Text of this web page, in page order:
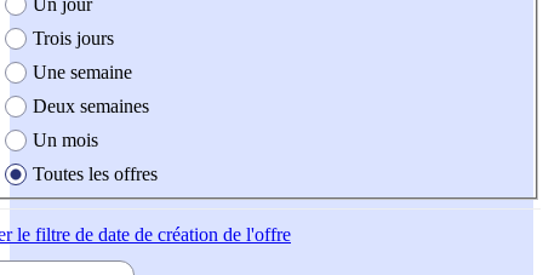
Trois jours
Une semaine
Deux semaines
Un mois
Toutes les offres
le filtre de date de création de l'offre